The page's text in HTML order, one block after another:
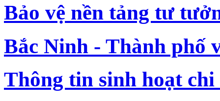
Bảo vệ nền tảng tư
Bắc Ninh - Thành phố
Thông tin sinh hoạt chi